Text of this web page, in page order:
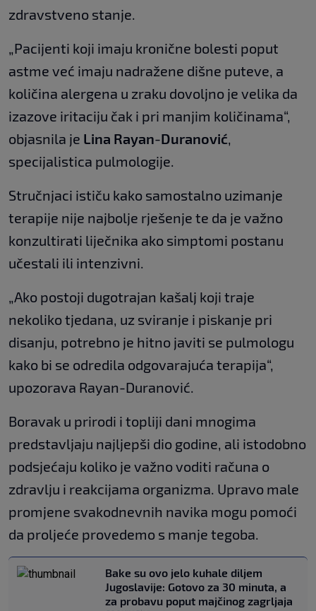
zdravstveno stanje.
„Pacijenti koji imaju kronične bolesti poput
astme već imaju nadražene dišne puteve, a
količina alergena u zraku dovoljno je velika da
izazove iritaciju čak i pri manjim količinama“,
objasnila je Lina Rayan-Duranović,
specijalistica pulmologije.
Stručnjaci ističu kako samostalno uzimanje
terapije nije najbolje rješenje te da je važno
konzultirati liječnika ako simptomi postanu
učestali ili intenzivni.
„Ako postoji dugotrajan kašalj koji traje
nekoliko tjedana, uz sviranje i piskanje pri
disanju, potrebno je hitno javiti se pulmologu
kako bi se odredila odgovarajuća terapija“,
upozorava Rayan-Duranović.
Boravak u prirodi i topliji dani mnogima
predstavljaju najljepši dio godine, ali istodobno
podsjećaju koliko je važno voditi računa o
zdravlju i reakcijama organizma. Upravo male
promjene svakodnevnih navika mogu pomoći
da proljeće provedemo s manje tegoba.
Bake su ovo jelo kuhale diljem
Jugoslavije: Gotovo za 30 minuta, a
za probavu poput majčinog zagrljaja